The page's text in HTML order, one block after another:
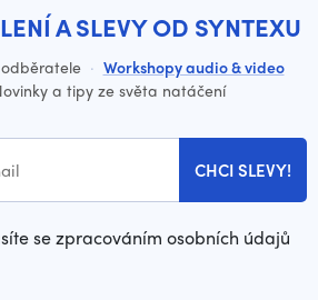
A SLEVY OD SYNTEXU
· Workshopy audio & video
a tipy ze světa natáčení
CHCI SLEVY!
se zpracováním osobních údajů